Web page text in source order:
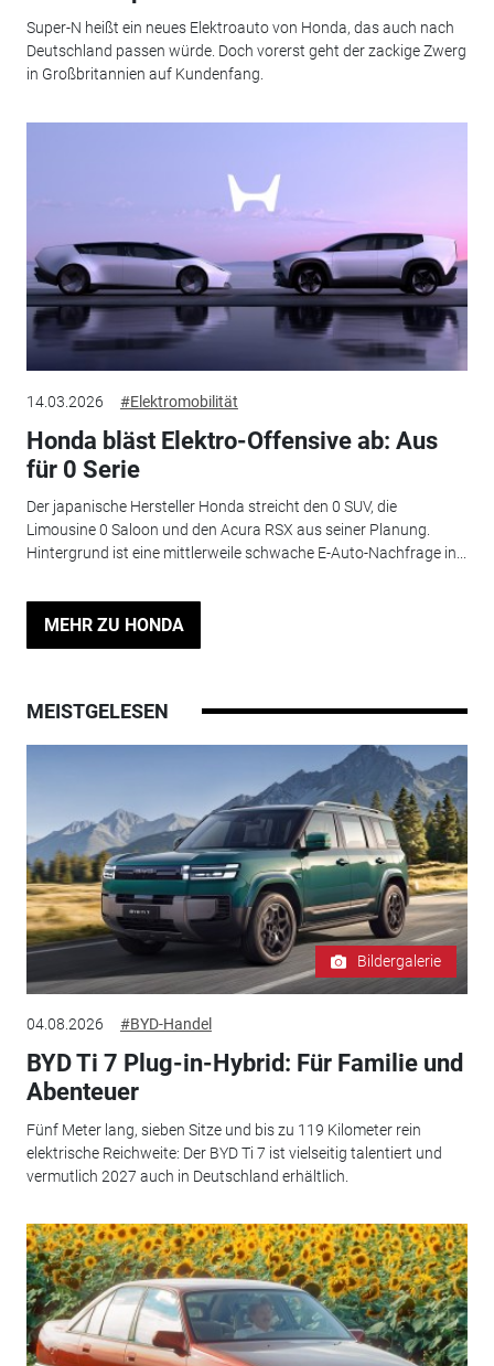
Super-N heißt ein neues Elektroauto von Honda, das auch nach
Deutschland passen würde. Doch vorerst geht der zackige Zwerg
in Großbritannien auf Kundenfang.
14.03.2026 #Elektromobilität
Honda bläst Elektro-Offensive ab: Aus
für 0 Serie
Der japanische Hersteller Honda streicht den 0 SUV, die
Limousine 0 Saloon und den Acura RSX aus seiner Planung.
Hintergrund ist eine mittlerweile schwache E-Auto-Nachfrage in...
MEHR ZU HONDA
MEISTGELESEN
Bildergalerie
04.08.2026 #BYD-Handel
BYD Ti 7 Plug-in-Hybrid: Für Familie und
Abenteuer
Fünf Meter lang, sieben Sitze und bis zu 119 Kilometer rein
elektrische Reichweite: Der BYD Ti 7 ist vielseitig talentiert und
vermutlich 2027 auch in Deutschland erhältlich.